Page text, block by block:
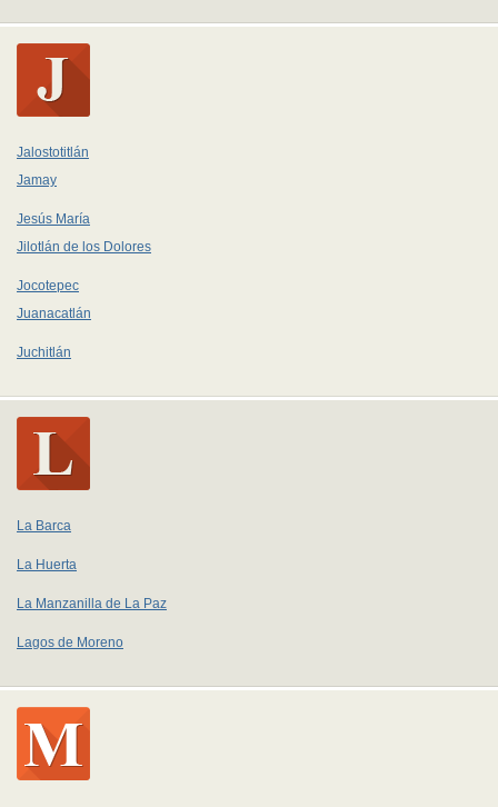
Jalostotitlán
Jamay
Jesús María
Jilotlán de los Dolores
Jocotepec
Juanacatlán
Juchitlán
La Barca
La Huerta
La Manzanilla de La Paz
Lagos de Moreno